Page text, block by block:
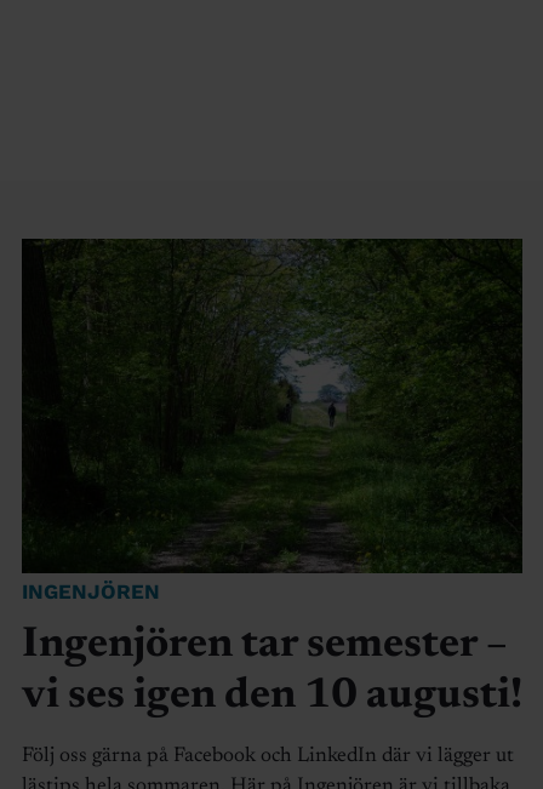
INGENJÖREN
Ingenjören tar semester –
vi ses igen den 10 augusti!
Följ oss gärna på Facebook och LinkedIn där vi lägger ut